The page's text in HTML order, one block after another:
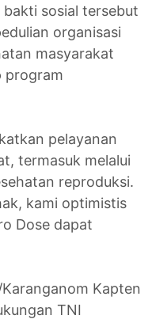
sosial tersebut
organisasi
masyarakat
program
pelayanan
termasuk melalui
reproduksi.
kami optimistis
Dose dapat
Kapten
TNI